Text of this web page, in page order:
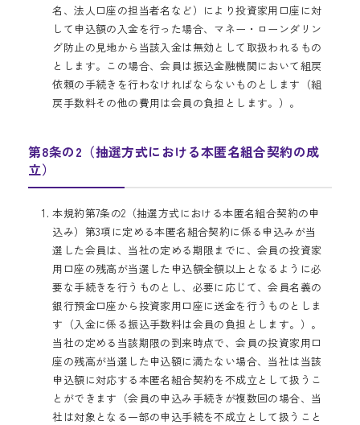
名、法人口座の担当者名など）により投資家用口座に対
して申込額の入金を行った場合、マネー・ローンダリン
グ防止の見地から当該入金は無効として取扱われるもの
とします。この場合、会員は振込金融機関において組戻
依頼の手続きを行わなければならないものとします（組
戻手数料その他の費用は会員の負担とします。）。
第8条の2（抽選方式における本匿名組合契約の成
立）
本規約第7条の2（抽選方式における本匿名組合契約の申
込み）第3項に定める本匿名組合契約に係る申込みが当
選した会員は、当社の定める期限までに、会員の投資家
用口座の残高が当選した申込額全額以上となるように必
要な手続きを行うものとし、必要に応じて、会員名義の
銀行預金口座から投資家用口座に送金を行うものとしま
す（入金に係る振込手数料は会員の負担とします。）。
当社の定める当該期限の到来時点で、会員の投資家用口
座の残高が当選した申込額に満たない場合、当社は当該
申込額に対応する本匿名組合契約を不成立として扱うこ
とができます（会員の申込み手続きが複数回の場合、当
社は対象となる一部の申込手続を不成立として扱うこと